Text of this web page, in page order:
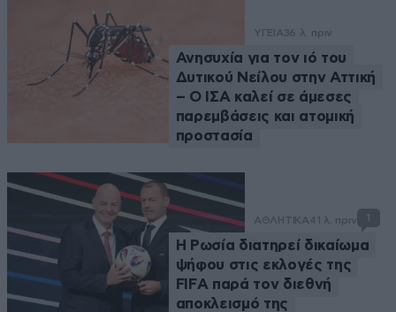
ΥΓΕΙΑ36 λ. πριν
Ανησυχία για τον ιό του
Δυτικού Νείλου στην Αττική
– Ο ΙΣΑ καλεί σε άμεσες
παρεμβάσεις και ατομική
προστασία
ΑΘΛΗΤΙΚΑ41 λ. πριν 1
Η Ρωσία διατηρεί δικαίωμα
ψήφου στις εκλογές της
FIFA παρά τον διεθνή
αποκλεισμό της